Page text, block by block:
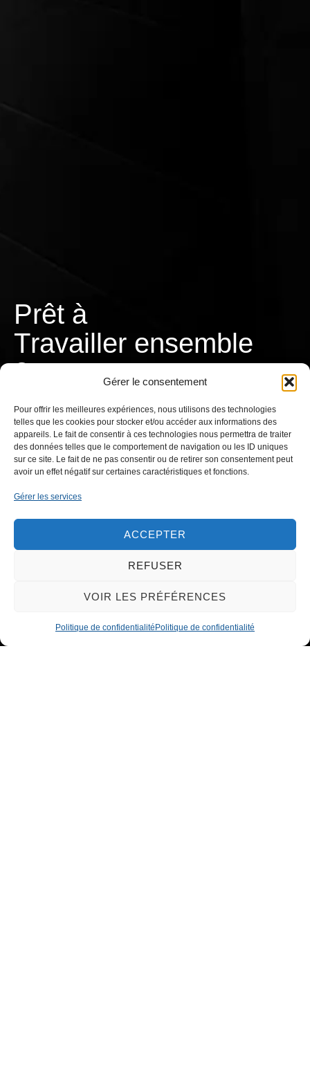
Gérer le consentement
Pour offrir les meilleures expériences, nous utilisons des technologies
telles que les cookies pour stocker et/ou accéder aux informations des
appareils. Le fait de consentir à ces technologies nous permettra de traiter
des données telles que le comportement de navigation ou les ID uniques
sur ce site. Le fait de ne pas consentir ou de retirer son consentement peut
avoir un effet négatif sur certaines caractéristiques et fonctions.
Gérer les services
ACCEPTER
REFUSER
VOIR LES PRÉFÉRENCES
Politique de confidentialité Politique de confidentialité
Prêt à
Travailler ensemble
?
CONTACTEZ-NOUS